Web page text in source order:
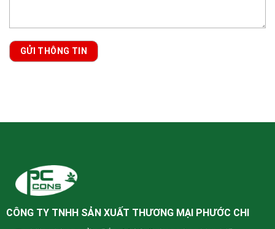
CÔNG TY TNHH SẢN XUẤT THƯƠNG MẠI PHƯỚC CHI